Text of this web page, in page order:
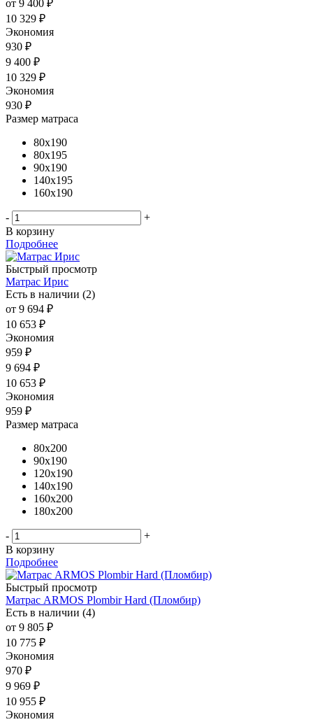
от 9 400 ₽
10 329 ₽
Экономия
930 ₽
9 400 ₽
10 329 ₽
Экономия
930 ₽
Размер матраса
80x190
80x195
90x190
140x195
160x190
-
+
В корзину
Подробнее
Быстрый просмотр
Матрас Ирис
Есть в наличии (2)
от 9 694 ₽
10 653 ₽
Экономия
959 ₽
9 694 ₽
10 653 ₽
Экономия
959 ₽
Размер матраса
80x200
90x190
120x190
140x190
160x200
180x200
-
+
В корзину
Подробнее
Быстрый просмотр
Матрас ARMOS Plombir Hard (Пломбир)
Есть в наличии (4)
от 9 805 ₽
10 775 ₽
Экономия
970 ₽
9 969 ₽
10 955 ₽
Экономия